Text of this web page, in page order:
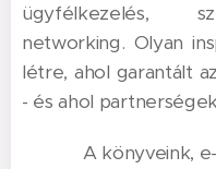
ügyfélkezelés,
networking. Olyan
létre, ahol garantált
- és ahol
A könyveink,